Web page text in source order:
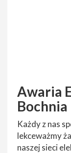
Awaria
Bochnia
Każdy z nas
lekceważmy
naszej sieci